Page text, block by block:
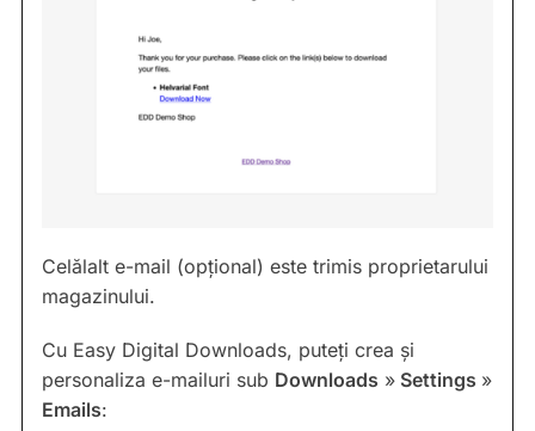
Celălalt e-mail (opțional) este trimis proprietarului
magazinului.
Cu Easy Digital Downloads, puteți crea și
personaliza e-mailuri sub Downloads » Settings »
Emails: